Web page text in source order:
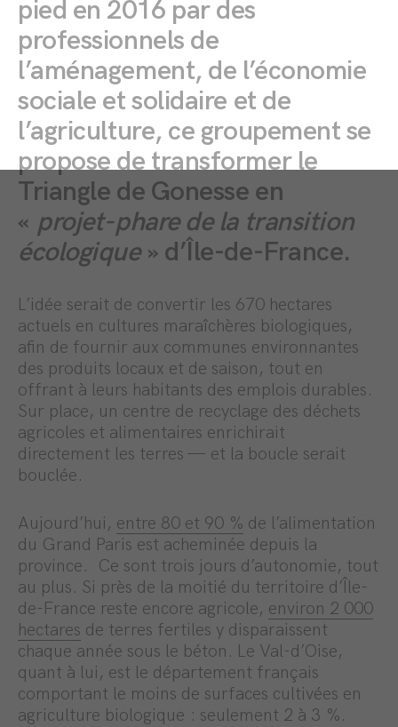
pied en 2016 par des
professionnels de
l’aménagement, de l’économie
sociale et solidaire et de
l’agriculture, ce groupement se
propose de transformer le
Triangle de Gonesse en
« projet-phare de la transition
écologique» d’Île-de-France.
L’idée serait de convertir les 670 hectares
actuels en cultures maraîchères biologiques,
afin de fournir aux communes environnantes
des produits locaux et de saison, tout en
offrant à leurs habitants des emplois durables.
Sur place, un centre de recyclage des déchets
agricoles et alimentaires enrichirait
directement les terres — et la boucle serait
bouclée.
Aujourd’hui, entre 80 et 90 % de l’alimentation
du Grand Paris est acheminée depuis la
province. Ce sont trois jours d’autonomie, tout
au plus. Si près de la moitié du territoire d’Île-
de-France reste encore agricole, environ 2 000
hectares de terres fertiles y disparaissent
chaque année sous le béton. Le Val-d’Oise,
quant à lui, est le département français
comportant le moins de surfaces cultivées en
agriculture biologique : seulement 2 à 3 %.